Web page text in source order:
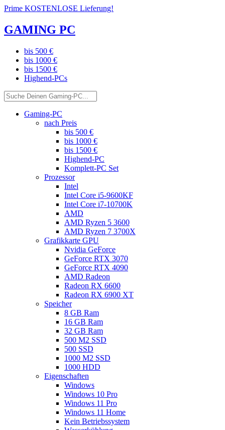
Prime KOSTENLOSE Lieferung!
GAMING PC
bis 500 €
bis 1000 €
bis 1500 €
Highend-PCs
Gaming-PC
nach Preis
bis 500 €
bis 1000 €
bis 1500 €
Highend-PC
Komplett-PC Set
Prozessor
Intel
Intel Core i5-9600KF
Intel Core i7-10700K
AMD
AMD Ryzen 5 3600
AMD Ryzen 7 3700X
Grafikkarte GPU
Nvidia GeForce
GeForce RTX 3070
GeForce RTX 4090
AMD Radeon
Radeon RX 6600
Radeon RX 6900 XT
Speicher
8 GB Ram
16 GB Ram
32 GB Ram
500 M2 SSD
500 SSD
1000 M2 SSD
1000 HDD
Eigenschaften
Windows
Windows 10 Pro
Windows 11 Pro
Windows 11 Home
Kein Betriebssystem